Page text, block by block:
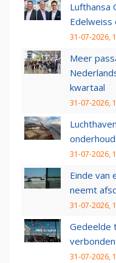
Lufthansa
Edelweiss
31-07-2026,
Meer
kwartaal
31-07-2026,
31-07-2026,
Einde van
neemt
31-07-2026,
Gedeelde
31-07-2026,